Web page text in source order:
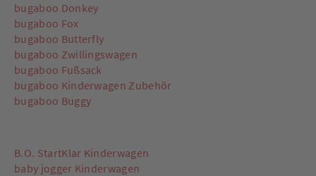
bugaboo Donkey
bugaboo Fox
bugaboo Butterfly
bugaboo Zwillingswagen
bugaboo Fußsack
bugaboo Kinderwagen Zubehör
bugaboo Buggy
B.O. StartKlar Kinderwagen
baby jogger Kinderwagen